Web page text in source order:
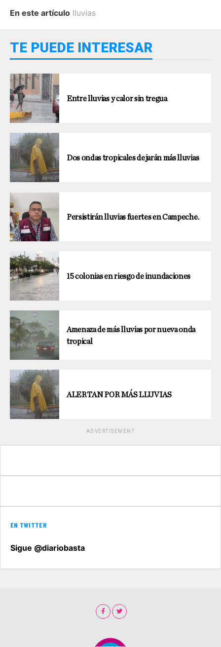
En este artículo lluvias
TE PUEDE INTERESAR
Entre lluvias y calor sin tregua
Dos ondas tropicales dejarán más lluvias
Persistirán lluvias fuertes en Campeche.
15 colonias en riesgo de inundaciones
Amenaza de más lluvias por nueva onda
tropical
ALERTAN POR MÁS LLUVIAS
ADVERTISEMENT
EN TWITTER
Sigue @diariobasta